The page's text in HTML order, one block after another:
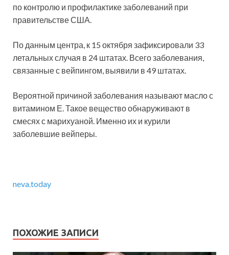
по контролю и профилактике заболеваний при
правительстве США.
По данным центра, к 15 октября зафиксировали 33
летальных случая в 24 штатах. Всего заболевания,
связанные с вейпингом, выявили в 49 штатах.
Вероятной причиной заболевания называют масло с
витамином Е. Такое вещество обнаруживают в
смесях с марихуаной. Именно их и курили
заболевшие вейперы.
neva.today
ПОХОЖИЕ ЗАПИСИ